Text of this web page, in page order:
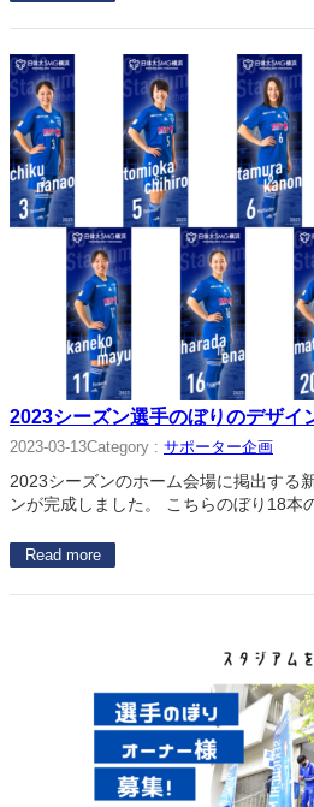
2023シーズン選手のぼりのデザイ
2023-03-13Category : サポーター企画
2023シーズンのホーム会場に掲出する
ンが完成しました。 こちらのぼり18本
Read more